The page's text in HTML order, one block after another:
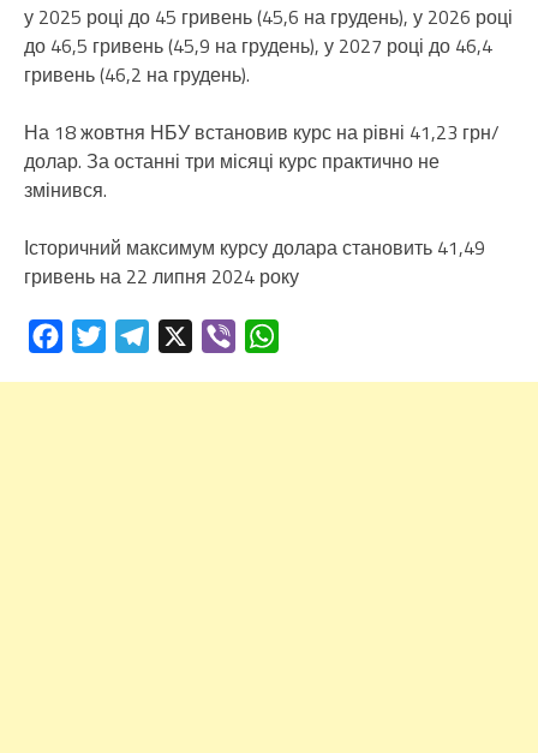
у 2025 році до 45 гривень (45,6 на грудень), у 2026 році
до 46,5 гривень (45,9 на грудень), у 2027 році до 46,4
гривень (46,2 на грудень).
На 18 жовтня НБУ встановив курс на рівні 41,23 грн/
долар. За останні три місяці курс практично не
змінився.
Історичний максимум курсу долара становить 41,49
гривень на 22 липня 2024 року
FacebookTwitterTelegram Viber